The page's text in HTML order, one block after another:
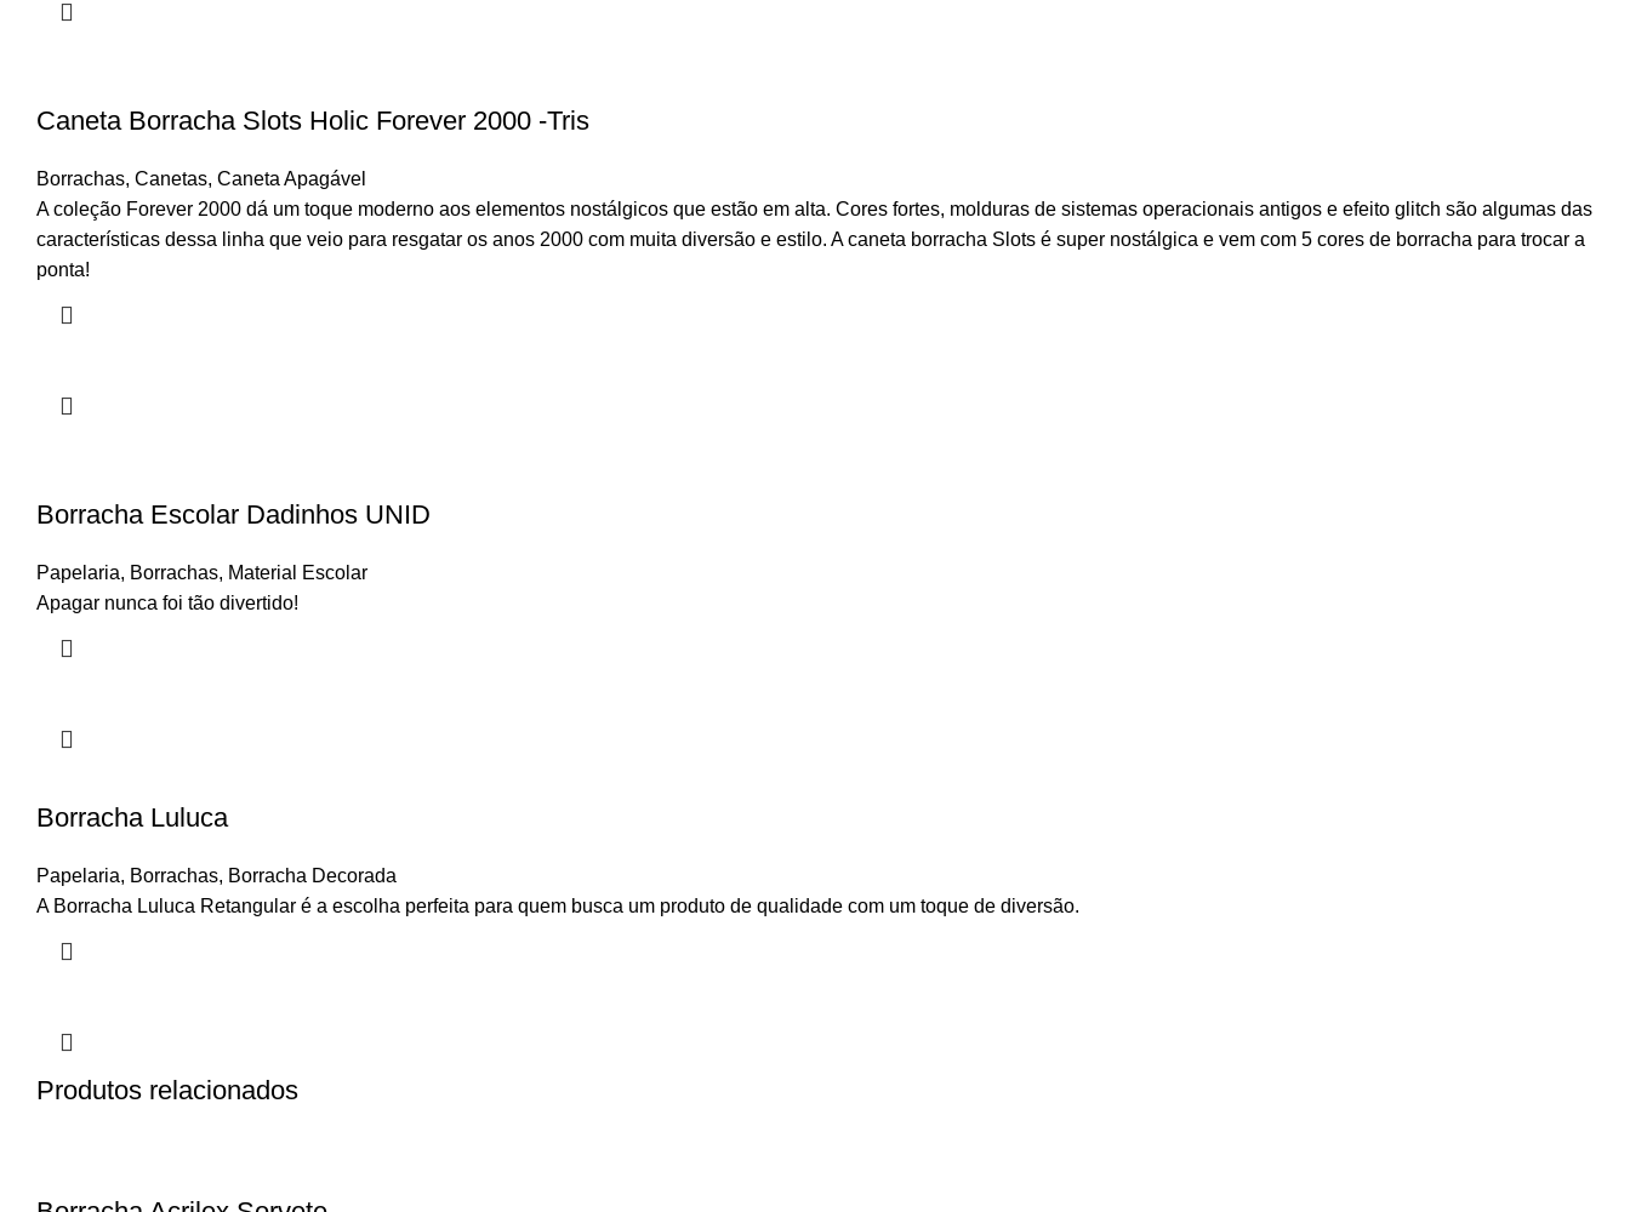
Caneta Borracha Slots Holic Forever 2000 -Tris
Borrachas, Canetas, Caneta Apagável
A coleção Forever 2000 dá um toque moderno aos elementos nostálgicos que estão em alta. Cores fortes, molduras de sistemas operacionais antigos e efeito glitch são algumas das
características dessa linha que veio para resgatar os anos 2000 com muita diversão e estilo. A caneta borracha Slots é super nostálgica e vem com 5 cores de borracha para trocar a
ponta!
Borracha Escolar Dadinhos UNID
Papelaria, Borrachas, Material Escolar
Apagar nunca foi tão divertido!
Borracha Luluca
Papelaria, Borrachas, Borracha Decorada
A Borracha Luluca Retangular é a escolha perfeita para quem busca um produto de qualidade com um toque de diversão.
Produtos relacionados